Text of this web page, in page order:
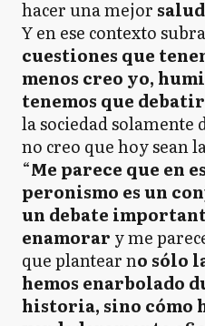
hacer una mejor salud
Y en ese contexto
cuestiones que
menos creo yo,
tenemos que debatir
la sociedad solamente
no creo que hoy sean
“Me parece que en
peronismo es un
un debate
enamorar y me
que plantear no sólo
hemos enarbolado
historia, sino cómo